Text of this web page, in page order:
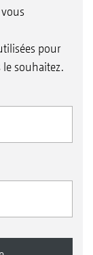
pour
souhaitez.